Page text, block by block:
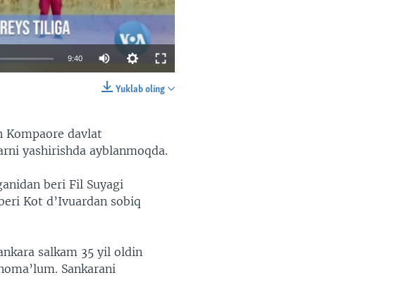
9:40
Yuklab oling
Kompaore davlat
yashirishda ayblanmoqda.
beri Fil Suyagi
Kot d’Ivuardan sobiq
salkam 35 yil oldin
Sankarani